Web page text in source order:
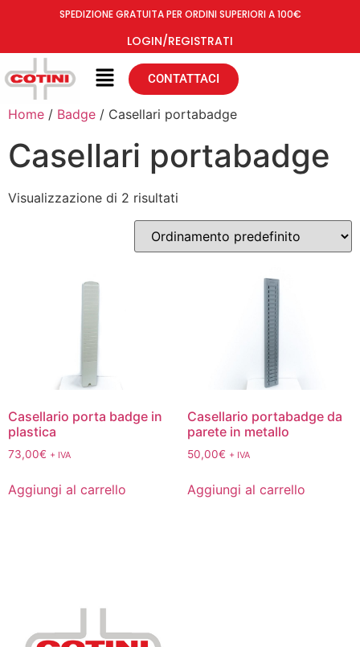
SPEDIZIONE GRATUITA PER ORDINI SUPERIORI A 100€
LOGIN/REGISTRATI
CONTATTACI
Home / Badge / Casellari portabadge
Casellari portabadge
Visualizzazione di 2 risultati
Casellario porta badge in
plastica
73,00€ + IVA
Aggiungi al carrello
Casellario portabadge da
parete in metallo
50,00€ + IVA
Aggiungi al carrello